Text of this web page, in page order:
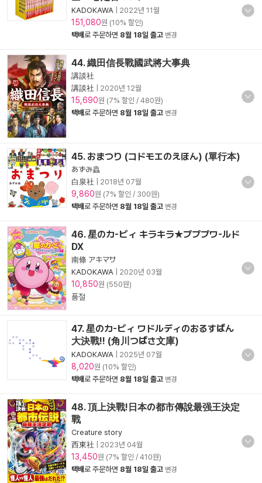
KADOKAWA 2022년 11월
151,080원 (10% 할인)
택배로 주문하면 8월 18일 출고 변경
44. 織田信長戰國武將大事典
講談社
講談社
2020년 12월
15,690원 (7% 할인 / 480원)
택배로 주문하면 8월 18일 출고 변경
45. おまつり (コドモエのえほん) (單行本)
あずみ蟲
白泉社
2018년 07월
9,860원 (7% 할인 / 300원)
택배로 주문하면 8월 18일 출고 변경
46. 星のカ-ビィ キラキラ★プププワ-ルド
DX
南條 アキマサ
KADOKAWA
2020년 03월
10,850원 (550원)
품절
47. 星のカ-ビィ ワドルディのおるすばん
大決戰!! (角川つばさ文庫)
KADOKAWA 2025년 07월
8,020원 (10% 할인)
택배로 주문하면 8월 18일 출고 변경
48. 頂上決戰!日本の都市傳說最强王決定
戰
Creature story
西東社
2023년 04월
13,450원 (7% 할인 / 410원)
택배로 주문하면 8월 18일 출고 변경